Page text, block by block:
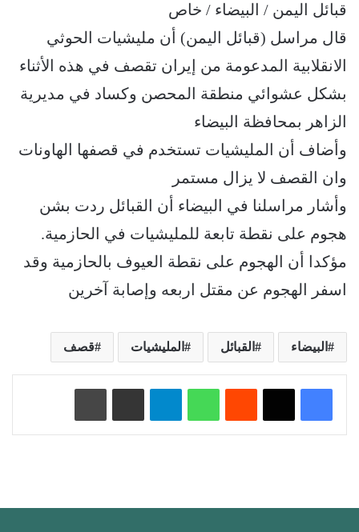
قبائل اليمن / البيضاء / خاص
قال مراسل (قبائل اليمن) أن مليشيات الحوثي
الانقلابية المدعومة من إيران تقصف في هذه الأثناء
بشكل عشوائي منطقة المحصن وكساد في مديرية
الزاهر بمحافظة البيضاء
وأضاف أن المليشيات تستخدم في قصفها الهاونات
وان القصف لا يزال مستمر
وأشار مراسلنا في البيضاء أن القبائل ردت بشن
هجوم على نقطة تابعة للمليشيات في الحازمية.
مؤكدا أن الهجوم على نقطة العيوف بالحازمية وقد
اسفر الهجوم عن مقتل اربعه وإصابة آخرين
البيضاء القبائل المليشيات قصف
واتساب تيلقرام